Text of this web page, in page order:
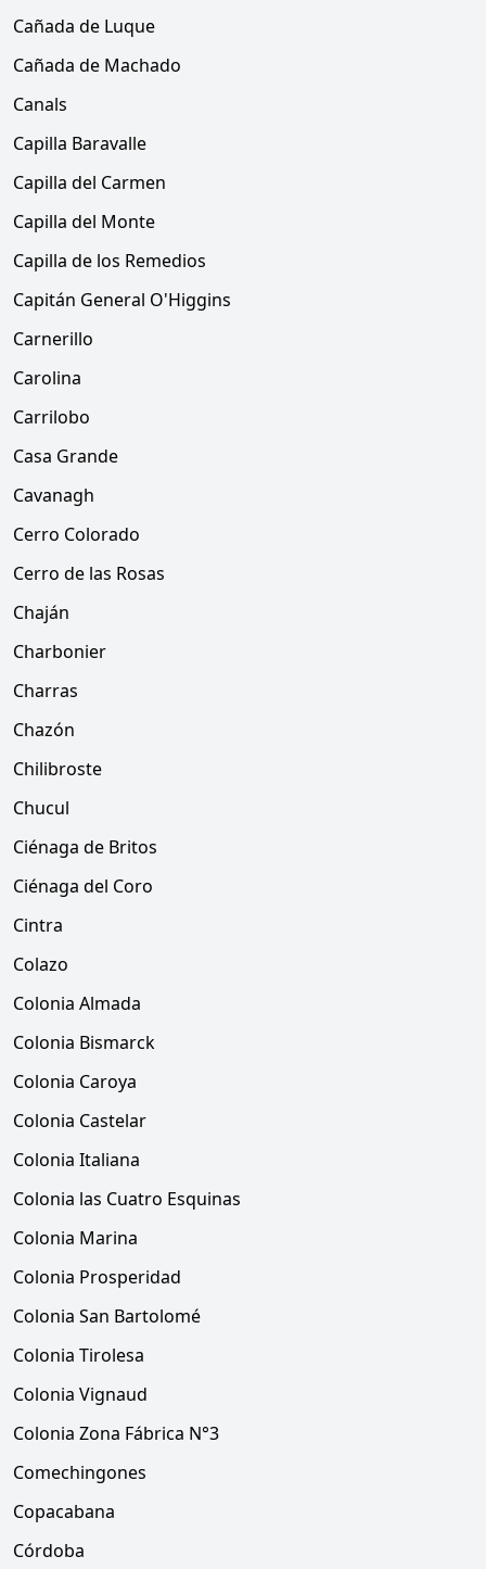
Cañada de Luque
Cañada de Machado
Canals
Capilla Baravalle
Capilla del Carmen
Capilla del Monte
Capilla de los Remedios
Capitán General O'Higgins
Carnerillo
Carolina
Carrilobo
Casa Grande
Cavanagh
Cerro Colorado
Cerro de las Rosas
Chaján
Charbonier
Charras
Chazón
Chilibroste
Chucul
Ciénaga de Britos
Ciénaga del Coro
Cintra
Colazo
Colonia Almada
Colonia Bismarck
Colonia Caroya
Colonia Castelar
Colonia Italiana
Colonia las Cuatro Esquinas
Colonia Marina
Colonia Prosperidad
Colonia San Bartolomé
Colonia Tirolesa
Colonia Vignaud
Colonia Zona Fábrica N°3
Comechingones
Copacabana
Córdoba